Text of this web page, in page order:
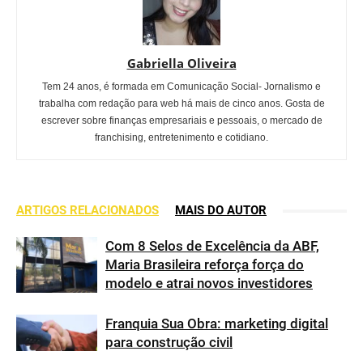
Gabriella Oliveira
Tem 24 anos, é formada em Comunicação Social- Jornalismo e
trabalha com redação para web há mais de cinco anos. Gosta de
escrever sobre finanças empresariais e pessoais, o mercado de
franchising, entretenimento e cotidiano.
ARTIGOS RELACIONADOS MAIS DO AUTOR
Com 8 Selos de Excelência da ABF,
Maria Brasileira reforça força do
modelo e atrai novos investidores
Franquia Sua Obra: marketing digital
para construção civil